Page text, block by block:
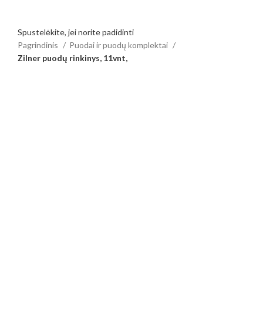
Spustelėkite, jei norite padidinti
Pagrindinis
Puodai ir puodų komplektai
Zilner puodų rinkinys, 11vnt,